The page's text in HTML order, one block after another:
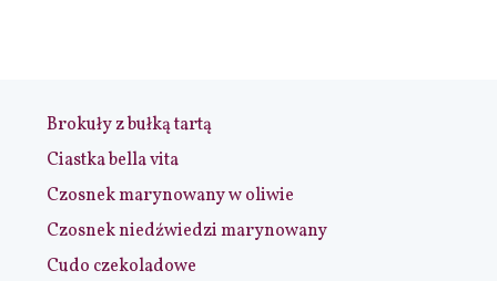
Brokuły z bułką tartą
Ciastka bella vita
Czosnek marynowany w oliwie
Czosnek niedźwiedzi marynowany
Cudo czekoladowe